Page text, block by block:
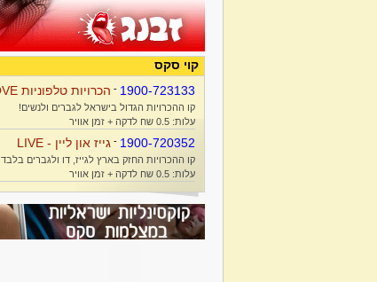
קוי סקס
1900-723133
- הכרויות טלפוניות FREE LOVE
קו ההכרויות הגדול בישראל לגברים ולנשים!
עלות: 0.5 שח לדקה + זמן אוויר
1900-720352
- גייז און ליין - LIVE
קו ההכרויות החזק בארץ לגייז, דו ולגברים בלבד
עלות: 0.5 שח לדקה + זמן אוויר